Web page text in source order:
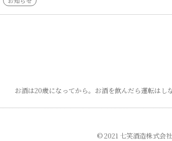
お酒は20歳になってから。 お酒を飲んだら運転はし
© 2021 七笑酒造株式会社